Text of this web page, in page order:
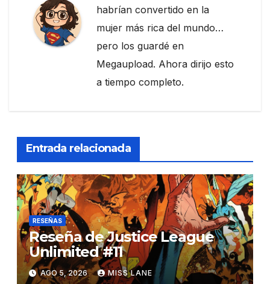
habrían convertido en la
mujer más rica del mundo…
pero los guardé en
Megaupload. Ahora dirijo esto
a tiempo completo.
Entrada relacionada
RESEÑAS
Reseña de Justice League
Unlimited #11
AGO 5, 2026 MISS LANE